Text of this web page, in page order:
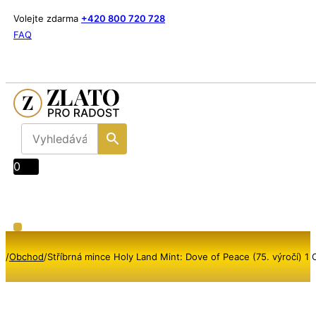
Volejte zdarma +420 800 720 728
FAQ
0
/Obchod/Stříbrná mince Holy Land Mint: Dove of Peace (75. výročí) 1